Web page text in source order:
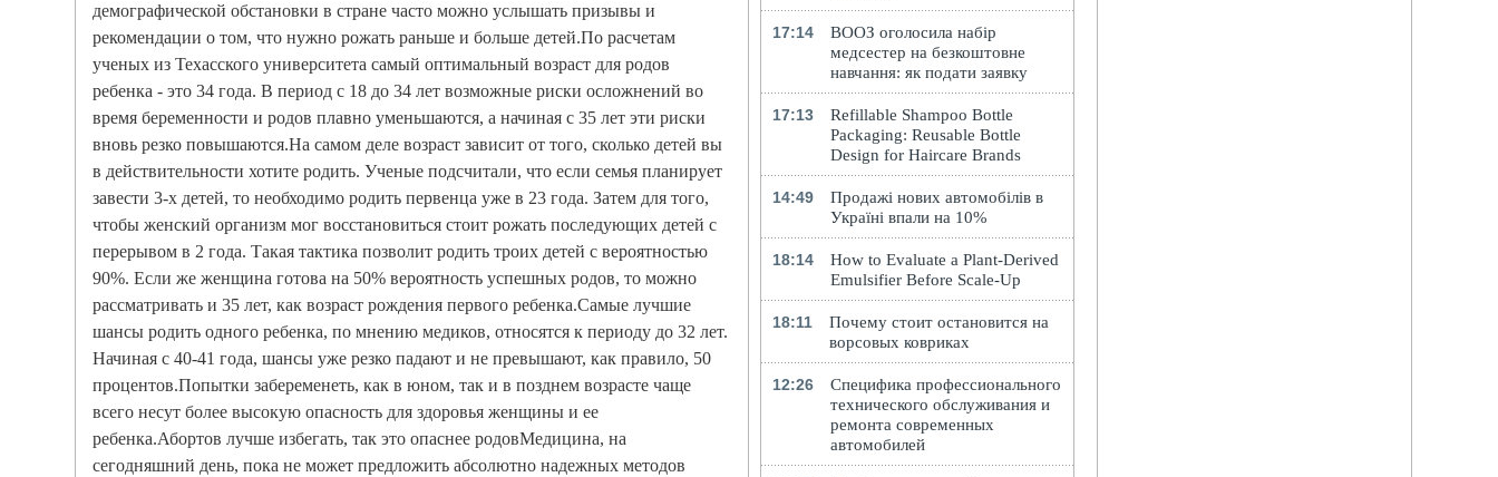
демографической обстановки в стране часто можно услышать призывы и
рекомендации о том, что нужно рожать раньше и больше детей.По расчетам
ученых из Техасского университета самый оптимальный возраст для родов
ребенка - это 34 года. В период с 18 до 34 лет возможные риски осложнений во
время беременности и родов плавно уменьшаются, а начиная с 35 лет эти риски
вновь резко повышаются.На самом деле возраст зависит от того, сколько детей вы
в действительности хотите родить. Ученые подсчитали, что если семья планирует
завести 3-х детей, то необходимо родить первенца уже в 23 года. Затем для того,
чтобы женский организм мог восстановиться стоит рожать последующих детей с
перерывом в 2 года. Такая тактика позволит родить троих детей с вероятностью
90%. Если же женщина готова на 50% вероятность успешных родов, то можно
рассматривать и 35 лет, как возраст рождения первого ребенка.Самые лучшие
шансы родить одного ребенка, по мнению медиков, относятся к периоду до 32 лет.
Начиная с 40-41 года, шансы уже резко падают и не превышают, как правило, 50
процентов.Попытки забеременеть, как в юном, так и в позднем возрасте чаще
всего несут более высокую опасность для здоровья женщины и ее
ребенка.Абортов лучше избегать, так это опаснее родовМедицина, на
сегодняшний день, пока не может предложить абсолютно надежных методов
17:14
ВООЗ оголосила набір
медсестер на безкоштовне
навчання: як подати заявку
17:13
Refillable Shampoo Bottle
Packaging: Reusable Bottle
Design for Haircare Brands
14:49
Продажі нових автомобілів в
Україні впали на 10%
18:14
How to Evaluate a Plant-Derived
Emulsifier Before Scale-Up
18:11
Почему стоит остановится на
ворсовых ковриках
12:26
Специфика профессионального
технического обслуживания и
ремонта современных
автомобилей